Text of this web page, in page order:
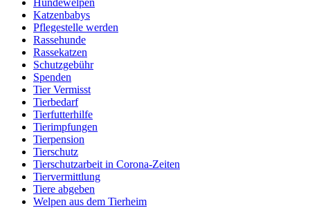
Katzenbabys
Pflegestelle werden
Rassehunde
Rassekatzen
Schutzgebühr
Spenden
Tier Vermisst
Tierbedarf
Tierfutterhilfe
Tierimpfungen
Tierpension
Tierschutz
Tierschutzarbeit in Corona-Zeiten
Tiervermittlung
Tiere abgeben
Welpen aus dem Tierheim